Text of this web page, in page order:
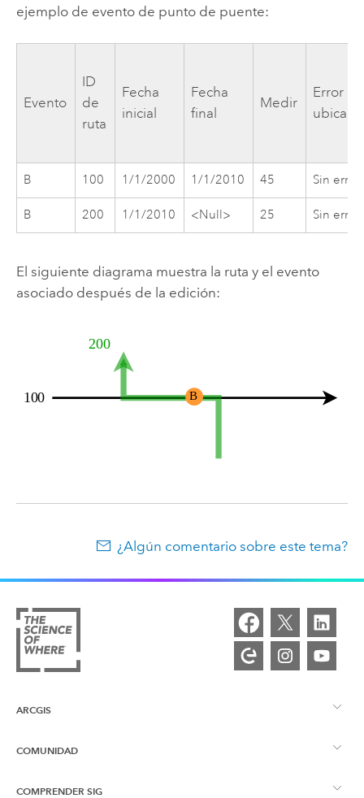
ejemplo de evento de punto de puente:
Evento
ID
de
ruta
Fecha
inicial
Fecha
final
Medir
Error de
B 100 1/1/2000 1/1/2010 45 Sin error
B 200 1/1/2010 <Null> 25 Sin error
El siguiente diagrama muestra la ruta y el evento
asociado después de la edición:
¿Algún comentario sobre este tema?
ARCGIS
Descripción general de ArcGIS
COMUNIDAD
Comunidad de Esri
COMPRENDER SIG